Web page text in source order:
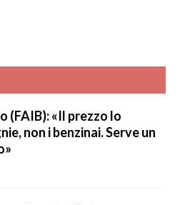
(FAIB): «Il prezzo lo
non i benzinai. Serve un